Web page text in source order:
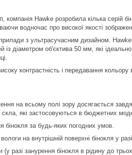
Hawke розробила кілька серій
водночас про високої якості
з ультрасучасним дизайном.
діаметром об'єктива 50 мм, які
контрастність і передавання
всьому полі зору досягається
які застосовуються в бюджетних
за будь-яких погодних умов.
на внутрішній поверхні бінокля у
занурення бінокля в рідину до трьох